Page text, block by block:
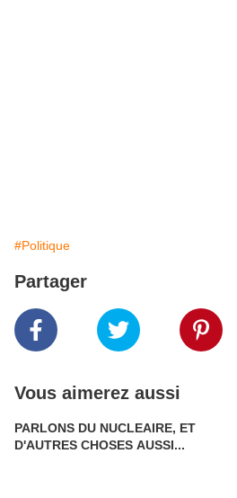
#Politique
Partager
Vous aimerez aussi
PARLONS DU NUCLEAIRE, ET
D'AUTRES CHOSES AUSSI...